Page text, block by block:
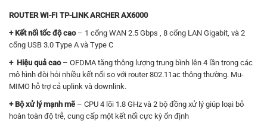
ROUTER WI-FI TP-LINK ARCHER AX6000
+ Kết nối tốc độ cao– 1 cổng WAN 2.5 Gbps , 8 cổng LAN Gigabit, và 2
cổng USB 3.0 Type A và Type C
+ Hiệu quả cao– OFDMA tăng thông lượng trung bình lên 4 lần trong các
mô hình đòi hỏi nhiều kết nối so với router 802.11ac thông thường. Mu-
MIMO hỗ trợ cả uplink và downlink.
+ Bộ xử lý mạnh mẽ – CPU 4 lõi 1.8 GHz và 2 bộ đồng xử lý giúp loại bỏ
hoàn toàn độ trễ, cung cấp một kết nối cực kỳ ổn định